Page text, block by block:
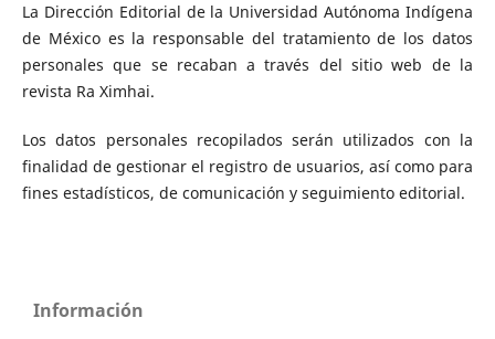
La Dirección Editorial de la Universidad Autónoma Indígena
de México es la responsable del tratamiento de los datos
personales que se recaban a través del sitio web de la
revista Ra Ximhai.
Los datos personales recopilados serán utilizados con la
finalidad de gestionar el registro de usuarios, así como para
fines estadísticos, de comunicación y seguimiento editorial.
Información